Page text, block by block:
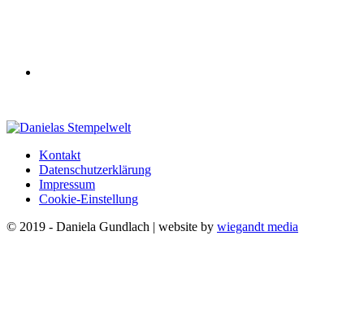
Kontakt
Datenschutzerklärung
Impressum
Cookie-Einstellung
© 2019 - Daniela Gundlach | website by wiegandt media